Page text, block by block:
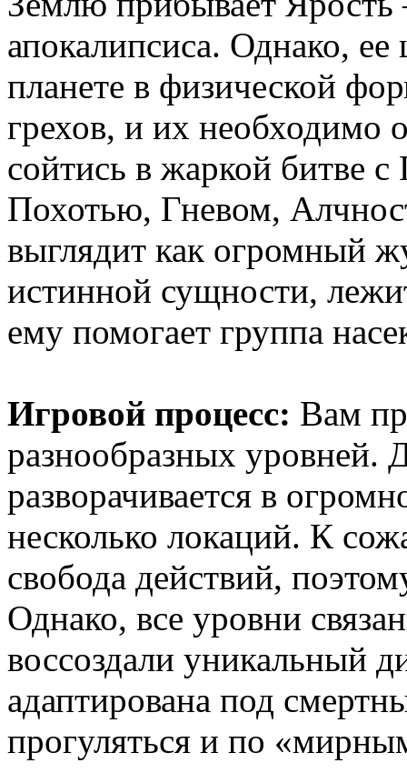
апокалипсиса. Однако, ее
планете в физической
грехов, и их необходимо
сойтись в жаркой битве
Похотью, Гневом,
выглядит как огромный
истинной сущности,
ему помогает группа
Игровой процесс: Вам
разнообразных уровней.
разворачивается в
несколько локаций. К
свобода действий,
Однако, все уровни
воссоздали уникальный
адаптирована под
прогуляться и по